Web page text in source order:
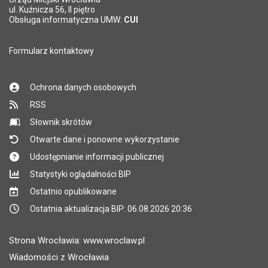
*
Pole wymagane
ul. Kuźnicza 56, II piętro
Obsługa informatyczna UMW: CUI
Formularz kontaktowy
Ochrona danych osobowych
RSS
Słownik skrótów
Otwarte dane i ponowne wykorzystanie
Udostępnianie informacji publicznej
Statystyki oglądalności BIP
Ostatnio opublikowane
Ostatnia aktualizacja BIP: 06.08.2026 20:36
Strona Wrocławia: www.wroclaw.pl
Wiadomości z Wrocławia